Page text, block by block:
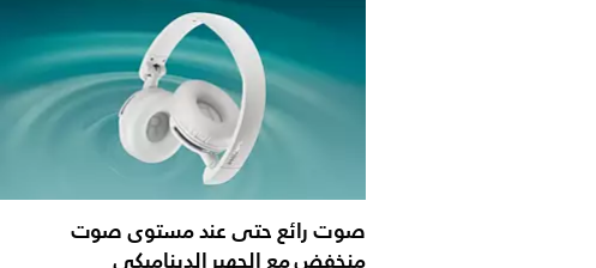
صوت رائع حتى عند مستوى صوت
منخفض مع الجهير الديناميكي